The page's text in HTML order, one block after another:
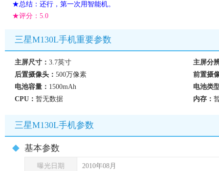
★总结：还行，第一次用智能机。
★评分： 5.0
三星M130L手机重要参数
主屏尺寸： 3.7英寸
主屏分
后置摄像头： 500万像素
前置摄
电池容量： 1500mAh
电池类
CPU： 暂无数据 内存：
三星M130L手机参数
基本参数
曝光日期 2010年08月